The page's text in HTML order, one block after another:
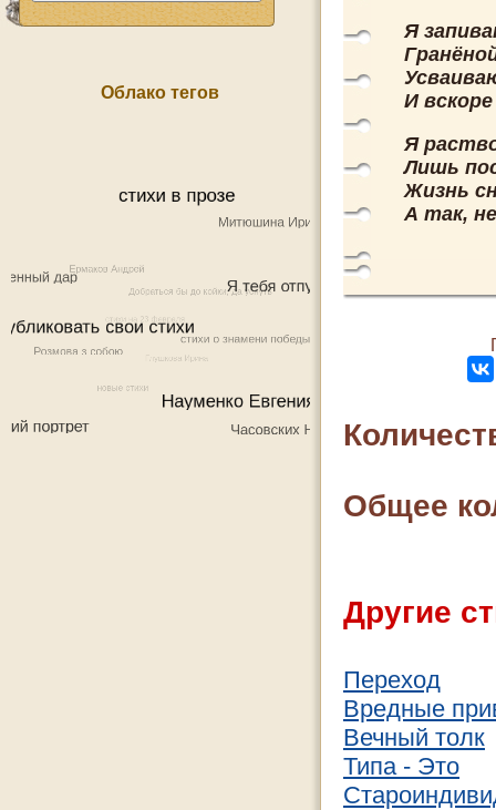
Облако тегов
Я
И
Я
Лишь
Жизнь
А так,
Общее
Другие
Переход
Вредные
Вечный толк
Типа - Это